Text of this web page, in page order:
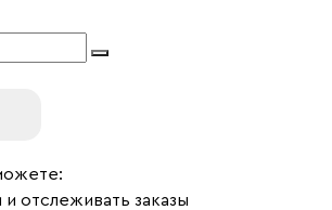
и отслеживать заказы